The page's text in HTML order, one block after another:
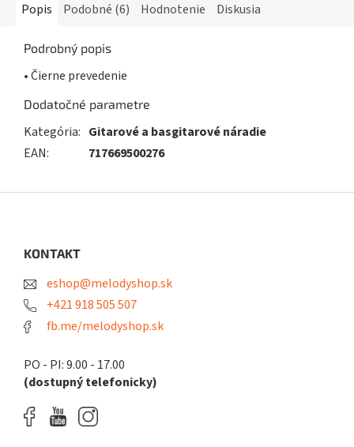
Popis Podobné (6) Hodnotenie Diskusia
Podrobný popis
• Čierne prevedenie
Dodatočné parametre
Kategória: Gitarové a basgitarové náradie
EAN: 717669500276
KONTAKT
eshop@melodyshop.sk
+421 918 505 507
fb.me/melodyshop.sk
PO - PI: 9.00 - 17.00
(dostupný telefonicky)